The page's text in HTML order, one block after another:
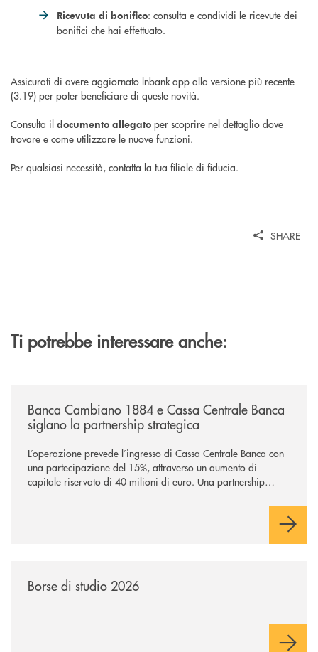
Ricevuta di bonifico: consulta e condividi le ricevute dei
bonifici che hai effettuato.
Assicurati di avere aggiornato lnbank app alla versione più recente
(3.19) per poter beneficiare di queste novità.
Consulta il documento allegato per scoprire nel dettaglio dove
trovare e come utilizzare le nuove funzioni.
Per qualsiasi necessità, contatta la tua filiale di fiducia.
SHARE
Ti potrebbe interessare anche:
Banca Cambiano 1884 e Cassa Centrale Banca
siglano la partnership strategica
L’operazione prevede l’ingresso di Cassa Centrale Banca con
una partecipazione del 15%, attraverso un aumento di
capitale riservato di 40 milioni di euro. Una partnership
comuni e sulla prossimità ai territori, per ampliare l’offerta e
Borse di studio 2026